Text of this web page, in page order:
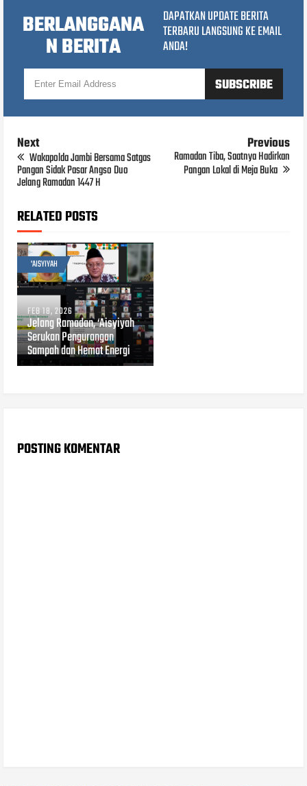
BERLANGGANA
N BERITA
DAPATKAN UPDATE BERITA
TERBARU LANGSUNG KE EMAIL
ANDA!
Next
Wakapolda Jambi Bersama Satgas
Pangan Sidak Pasar Angso Duo
Jelang Ramadan 1447 H
Previous
Ramadan Tiba, Saatnya Hadirkan
Pangan Lokal di Meja Buka
RELATED POSTS
'AISYIYAH
FEB 18, 2026
Jelang Ramadan, ‘Aisyiyah
Serukan Pengurangan
Sampah dan Hemat Energi
POSTING KOMENTAR